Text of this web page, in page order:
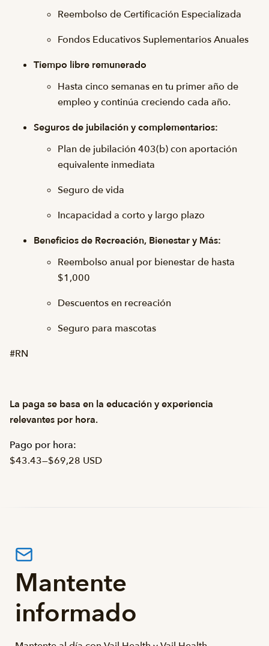
Reembolso de Certificación Especializada
Fondos Educativos Suplementarios Anuales
Tiempo libre remunerado
Hasta cinco semanas en tu primer año de
empleo y continúa creciendo cada año.
Seguros de jubilación y complementarios:
Plan de jubilación 403(b) con aportación
equivalente inmediata
Seguro de vida
Incapacidad a corto y largo plazo
Beneficios de Recreación, Bienestar y Más:
Reembolso anual por bienestar de hasta
$1,000
Descuentos en recreación
Seguro para mascotas
#RN
La paga se basa en la educación y experiencia
relevantes por hora.
Pago por hora:
$43.43—$69,28 USD
Mantente
informado